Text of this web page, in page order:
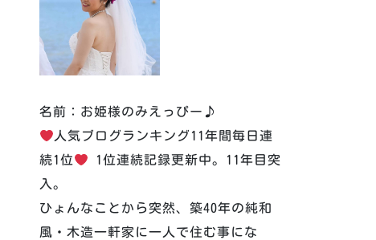
名前：お姫様のみえっぴー♪
人気ブログランキング11年間毎日連
続1位
1位連続記録更新中。11年目突
入。
ひょんなことから突然、築40年の純和
風・木造一軒家に一人で住む事にな